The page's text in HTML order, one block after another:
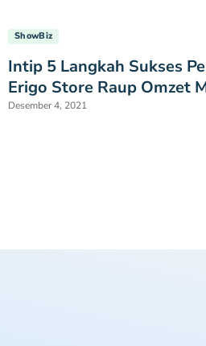
ShowBiz
Intip 5 Langkah Sukses
Erigo Store Raup Omzet
Desember 4, 2021